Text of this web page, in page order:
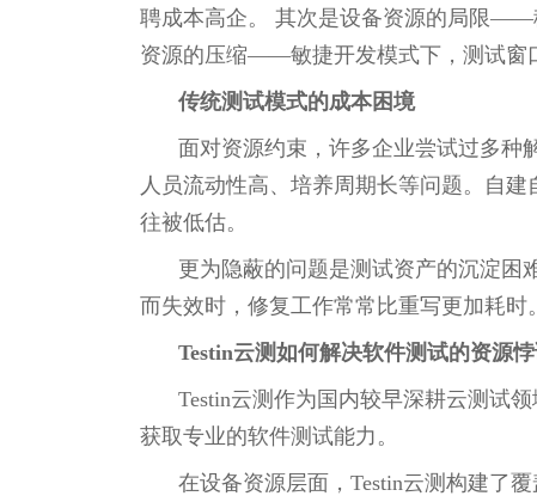
聘成本高企。 其次是设备资源的局限——
资源的压缩——敏捷开发模式下，测试窗
传统测试模式的成本困境
面对资源约束，许多企业尝试过多种
人员流动性高、培养周期长等问题。自
往被低估。
更为隐蔽的问题是测试资产的沉淀困
而失效时，修复工作常常比重写更加耗
Testin云测如何解决软件测试的资源
Testin云测作为国内较早深耕云测试
获取专业的软件测试能力。
在设备资源层面，Testin云测构建了